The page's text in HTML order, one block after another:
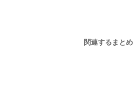
関連するまとめ